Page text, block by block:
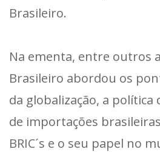
Brasileiro.
Na ementa, entre outros
Brasileiro abordou os
da globalização, a
de importações
BRIC´s e o seu papel no